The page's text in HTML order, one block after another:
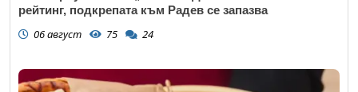
рейтинг, подкрепата към Радев се запазва
06 август 75 24